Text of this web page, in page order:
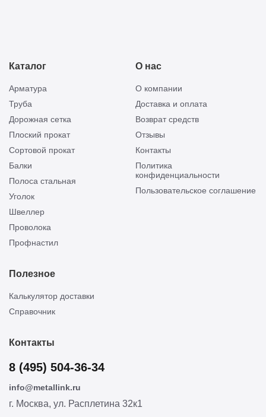
Каталог
Арматура
Труба
Дорожная сетка
Плоский прокат
Сортовой прокат
Балки
Полоса стальная
Уголок
Швеллер
Проволока
Профнастил
О нас
О компании
Доставка и оплата
Возврат средств
Отзывы
Контакты
Политика
конфиденциальности
Пользовательское соглашение
Полезное
Калькулятор доставки
Справочник
Контакты
8 (495) 504-36-34
info@metallink.ru
г. Москва, ул. Расплетина 32к1